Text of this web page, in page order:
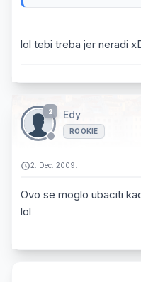
lol tebi treba jer neradi
2 Edy
ROOKIE
2. Dec. 2009.
Ovo se moglo ubaciti
lol